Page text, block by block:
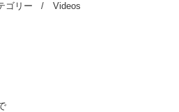
ゴリー Videos